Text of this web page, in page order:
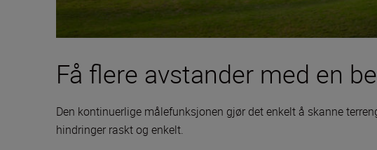
Få flere avstander med en
Den kontinuerlige målefunksjonen gjør det enkelt å skanne
hindringer raskt og enkelt.